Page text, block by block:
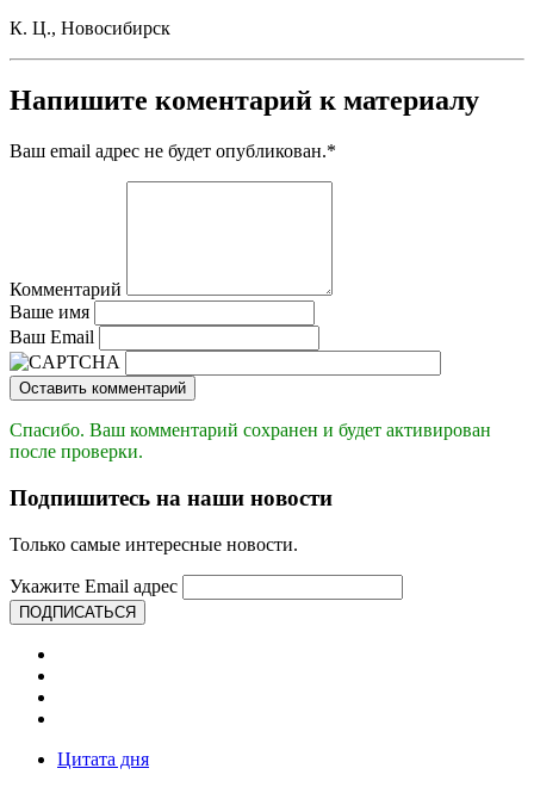
К. Ц., Новосибирск
Напишите коментарий к материалу
Ваш email адрес не будет опубликован.*
Комментарий
Ваше имя
Ваш Email
Оставить комментарий
Спасибо. Ваш комментарий сохранен и будет активирован
после проверки.
Подпишитесь на наши новости
Только самые интересные новости.
Укажите Email адрес
ПОДПИСАТЬСЯ
Цитата дня